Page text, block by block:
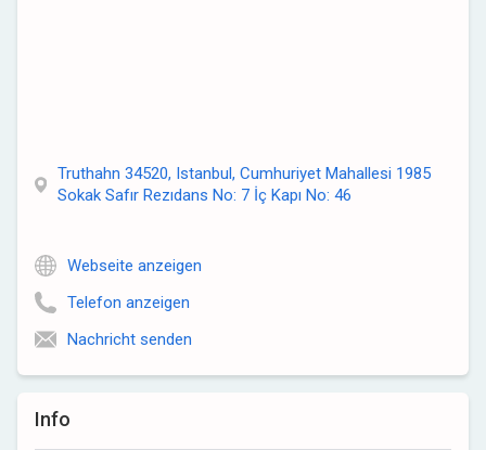
Info
Truthahn 34520, Istanbul, Cumhuriyet Mahallesi 1985
Sokak Safır Rezıdans No: 7 İç Kapı No: 46
Webseite anzeigen
Telefon anzeigen
Nachricht senden